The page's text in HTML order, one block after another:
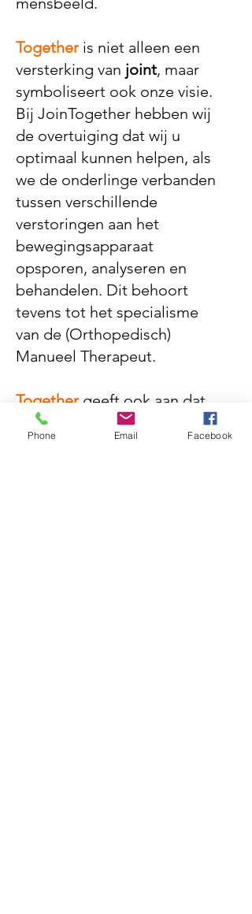
Togetheris niet alleen een
versterking van joint, maar
symboliseert ook onze visie.
Bij JoinTogether hebben wij
de overtuiging dat wij u
optimaal kunnen helpen, als
we de onderlinge verbanden
tussen verschillende
verstoringen aan het
bewegingsapparaat
opsporen, analyseren en
behandelen. Dit behoort
tevens tot het specialisme
van de (Orthopedisch)
Manueel Therapeut.
Togethergeeft ook aan dat
wij samen met u zullen
bekijken wat het probleem
Phone Email Facebook